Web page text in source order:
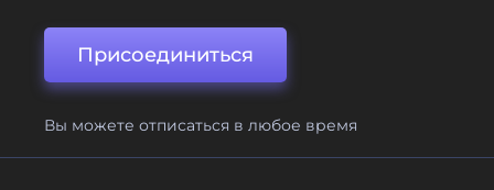
Присоединиться
Вы можете отписаться в любое время